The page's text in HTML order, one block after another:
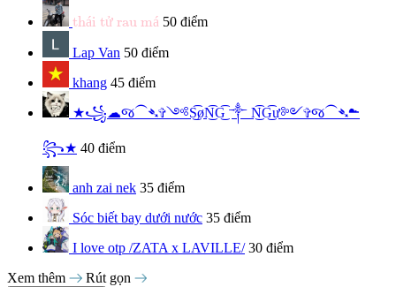
thái tử rau má
thái tử rau má 50 điểm
Lap Van 50 điểm
khang 45 điểm
★꧁☁︎જ⁀➴✞༺S͜͡øN͜͡G͜͡ ༒︎ N͜͡G͜͡ư༻✞જ⁀➴☁︎
꧂★ 40 điểm
anh zai nek 35 điểm
Sóc biết bay dưới nước 35 điểm
I love otp /ZATA x LAVILLE/ 30 điểm
Xem thêm
Rút gọn